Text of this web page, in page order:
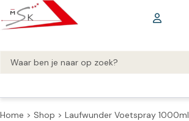
Home > Shop > Laufwunder Voetspray 1000ml